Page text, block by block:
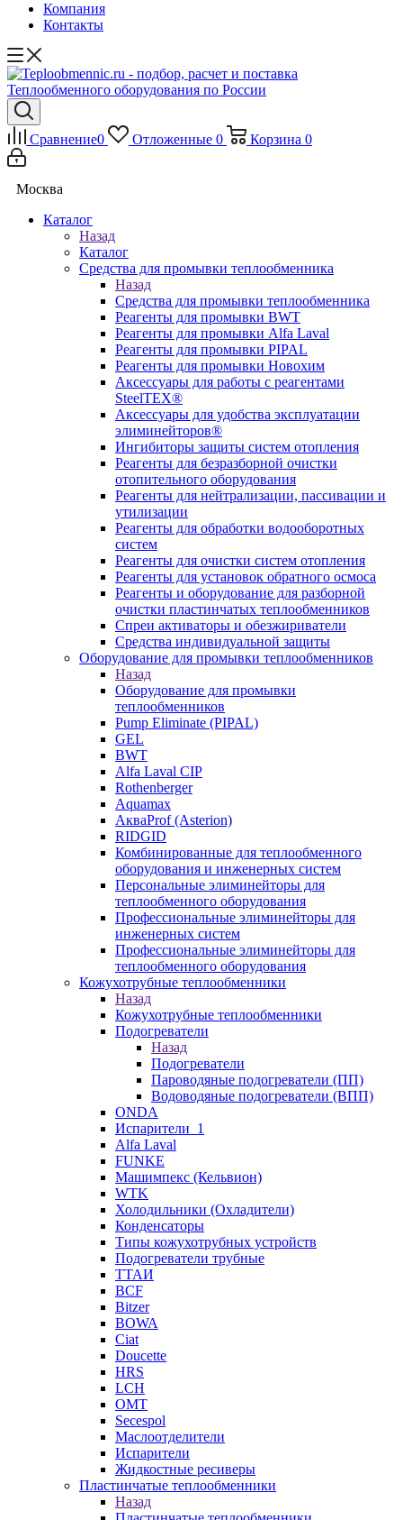
Компания
Контакты
Сравнение0 Отложенные 0 Корзина 0
Москва
Каталог
Назад
Каталог
Средства для промывки теплообменника
Назад
Средства для промывки теплообменника
Реагенты для промывки BWT
Реагенты для промывки Alfa Laval
Реагенты для промывки PIPAL
Реагенты для промывки Новохим
Аксессуары для работы с реагентами
SteelTEX®
Аксессуары для удобства эксплуатации
элиминейторов®
Ингибиторы защиты систем отопления
Реагенты для безразборной очистки
отопительного оборудования
Реагенты для нейтрализации, пассивации и
утилизации
Реагенты для обработки водооборотных
систем
Реагенты для очистки систем отопления
Реагенты для установок обратного осмоса
Реагенты и оборудование для разборной
очистки пластинчатых теплообменников
Спреи активаторы и обезжириватели
Средства индивидуальной защиты
Оборудование для промывки теплообменников
Назад
Оборудование для промывки
теплообменников
Pump Eliminate (PIPAL)
GEL
BWT
Alfa Laval CIP
Rothenberger
Aquamax
АкваProf (Asterion)
RIDGID
Комбинированные для теплообменного
оборудования и инженерных систем
Персональные элиминейторы для
теплообменного оборудования
Профессиональные элиминейторы для
инженерных систем
Профессиональные элиминейторы для
теплообменного оборудования
Кожухотрубные теплообменники
Назад
Кожухотрубные теплообменники
Подогреватели
Назад
Подогреватели
Пароводяные подогреватели (ПП)
Водоводяные подогреватели (ВПП)
ONDA
Испарители_1
Alfa Laval
FUNKE
Машимпекс (Кельвион)
WTK
Холодильники (Охладители)
Конденсаторы
Типы кожухотрубных устройств
Подогреватели трубные
ТТАИ
BCF
Bitzer
BOWA
Ciat
Doucette
HRS
LCH
OMT
Secespol
Маслоотделители
Испарители
Жидкостные ресиверы
Пластинчатые теплообменники
Назад